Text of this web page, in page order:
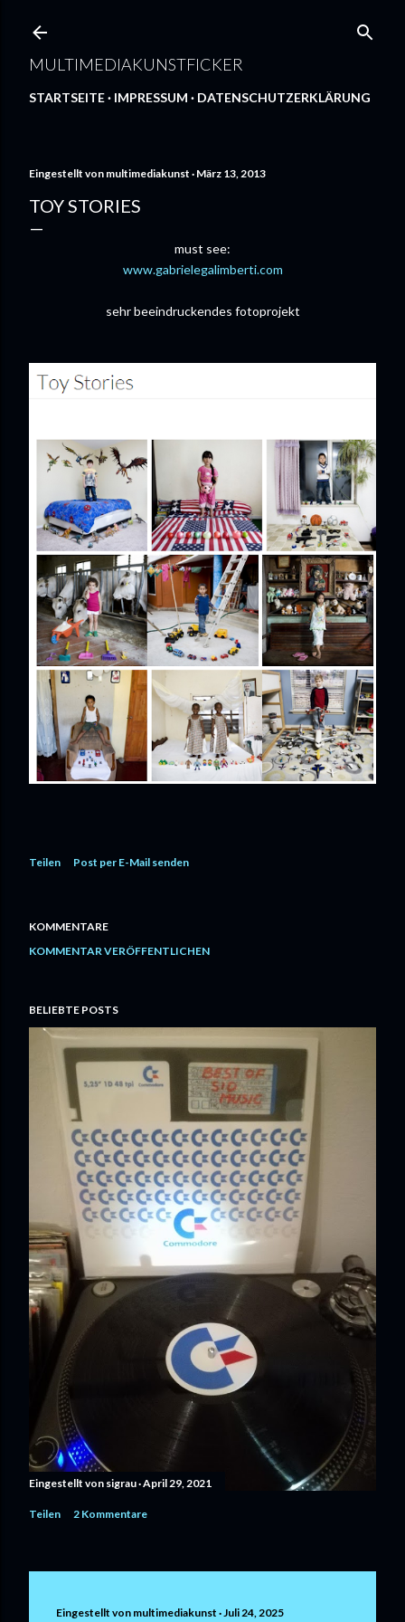
MULTIMEDIAKUNSTFICKER
STARTSEITE IMPRESSUM DATENSCHUTZERKLÄRUNG
Eingestellt von multimediakunst März 13, 2013
TOY STORIES
must see:
www.gabrielegalimberti.com
sehr beeindruckendes fotoprojekt
Teilen Post per E-Mail senden
KOMMENTARE
KOMMENTAR VERÖFFENTLICHEN
BELIEBTE POSTS
Eingestellt von sigrau April 29, 2021
Teilen 2 Kommentare
Eingestellt von multimediakunst Juli 24, 2025